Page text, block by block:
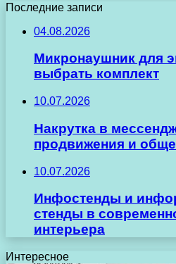
Последние записи
04.08.2026
Микронаушник для
выбрать комплект
10.07.2026
Накрутка в
продвижения и
10.07.2026
Инфостенды и
стенды в
интерьера
Интересное